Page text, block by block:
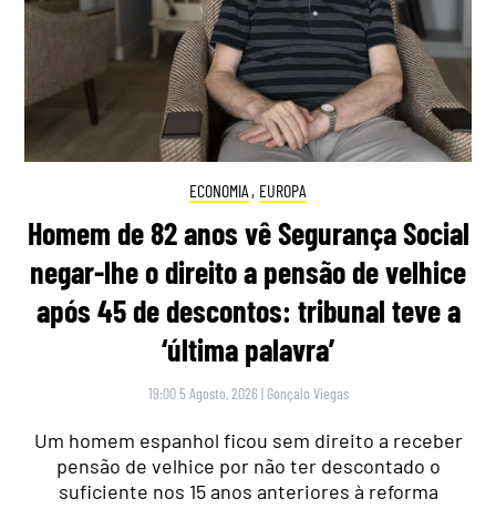
ECONOMIA , EUROPA
Homem de 82 anos vê Segurança Social
negar-lhe o direito a pensão de velhice
após 45 de descontos: tribunal teve a
‘última palavra’
19:00 5 Agosto, 2026 | Gonçalo Viegas
Um homem espanhol ficou sem direito a receber
pensão de velhice por não ter descontado o
suficiente nos 15 anos anteriores à reforma